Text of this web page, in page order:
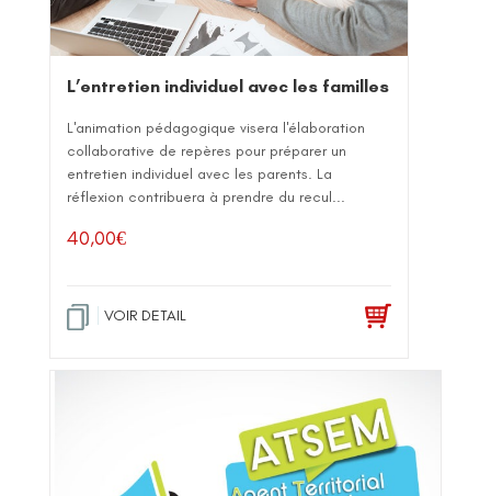
L’entretien individuel avec les familles
L'animation pédagogique visera l'élaboration
collaborative de repères pour préparer un
entretien individuel avec les parents. La
réflexion contribuera à prendre du recul...
40,00€
VOIR DETAIL